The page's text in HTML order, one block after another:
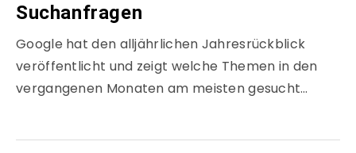
Suchanfragen
Google hat den alljährlichen Jahresrückblick
veröffentlicht und zeigt welche Themen in den
vergangenen Monaten am meisten gesucht…